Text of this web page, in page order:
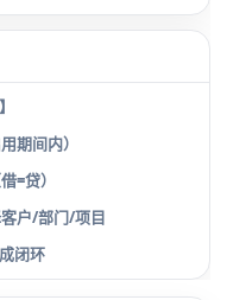
期间内）
=贷）
户/部门/项目
闭环